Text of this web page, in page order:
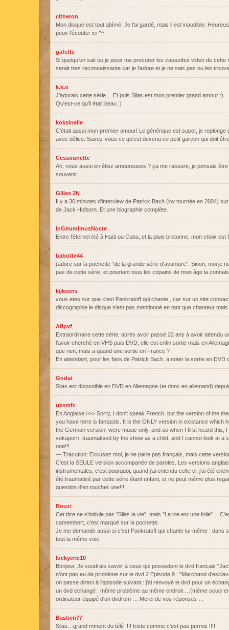
citheron
Mon disque est tout abîmé. Je l'ai gardé, mais il est inaudible.
peux l'écouter ici ^^
gafette
Si quelqu'un sait ou je peux me procurer les cassettes video de cette
serait tres reconnaissante car je l'adore et je ne sais pas ou les
k.k.o
J'adorais cette série… Et puis Silas est mon premier grand amour :)
Qu'est-ce qu'il était beau ;)
koksinelle
C'était aussi mon premier amour! Le générique est super, je replonge
avec délice. Savez-vous ce qu'est devenu ce petit garçon qui doit
Cessounette
Ah, vous aussi en étiez amoureuses ? ça me rassure, je pensais être
souvenir…
Gilles 2N
Il y a 30 minutes d'interview de Patrick Bach (itw tournée en 2004)
de Jack Holborn. Et une biographie complète.
InGirumImusNocte
Entre l'éternel été à Haïti ou Cuba, et la pluie bretonne, mon choix est
babotte44
j'adore sur la pochette "de la grande série d'avanture". Sinon, moi je
pas de cette série, et pourtant tous les copains de mon âge la
kijkeens
vous etes sur que c'est Pankratoff qui chante , car sur un site
discographie le disque n'est pas mentionné en tant que chanteur
Aflpvf
Extraordinaire cette série, aprés avoir passé 22 ans à avoir attendu
l'avoir cherché en VHS puis DVD, elle est enfin sortie mais en
que rien, mais a quand une sortie en France ?
En attendant, pour les fans de Patrick Bach, a noter la sortie en DVD
Godai
Silas est disponible en DVD en Allemagne (et donc en allemand)
uksmfc
En Anglaise:>>> Sorry, I don't speak French, but the version of the
you have here is fantastic. It is the ONLY version in existance which
the German version, were music only, and so when I first heard this,
vokaporn, traumatised by the show as a child, and I cannot look at a
one!!!
— Tracution: Excusez moi, je ne parle pas français, mais cette
C'est la SEULE version accompanée de paroles. Les versions
instrumentales, c'est pourquoi, quand j'ai entendu celle-ci, j'ai été
été traumatisé par cette série étant enfant, et ne peut même plus
question d'en toucher une!!!
Bouzi
Cet titre ne s'intitule pas "Silas la vie", mais "La vie est une folie"…
camembert, c'est marqué sur la pochette.
Je me demande aussi si c'est Pankratoff qui chante lui-même : dans
tout la même voix.
luckyeric10
Bonjour. Je voudrais savoir à ceux qui possedent le dvd francais
n'ont pas eu de problème sur le dvd 2 Episode 9 : "Marchand
on passe direct à l'episode suivant : j'ai renvoyé le dvd pour un
un dvd echangé : même problème au même endroit …(même souci
ordinateur équipé d'un dvdrom … Merci de vos réponses …
Bastien77
Silas…grand mment du télé !!!! triste comme c'est pas permis !!!!